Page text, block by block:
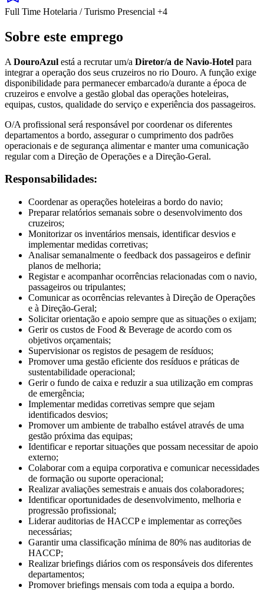
Full Time Hotelaria / Turismo Presencial +4
Sobre este emprego
A DouroAzul está a recrutar um/a Diretor/a de Navio-Hotel para
integrar a operação dos seus cruzeiros no rio Douro. A função exige
disponibilidade para permanecer embarcado/a durante a época de
cruzeiros e envolve a gestão global das operações hoteleiras,
equipas, custos, qualidade do serviço e experiência dos passageiros.
O/A profissional será responsável por coordenar os diferentes
departamentos a bordo, assegurar o cumprimento dos padrões
operacionais e de segurança alimentar e manter uma comunicação
regular com a Direção de Operações e a Direção-Geral.
Responsabilidades:
Coordenar as operações hoteleiras a bordo do navio;
Preparar relatórios semanais sobre o desenvolvimento dos
cruzeiros;
Monitorizar os inventários mensais, identificar desvios e
implementar medidas corretivas;
Analisar semanalmente o feedback dos passageiros e definir
planos de melhoria;
Registar e acompanhar ocorrências relacionadas com o navio,
passageiros ou tripulantes;
Comunicar as ocorrências relevantes à Direção de Operações
e à Direção-Geral;
Solicitar orientação e apoio sempre que as situações o exijam;
Gerir os custos de Food & Beverage de acordo com os
objetivos orçamentais;
Supervisionar os registos de pesagem de resíduos;
Promover uma gestão eficiente dos resíduos e práticas de
sustentabilidade operacional;
Gerir o fundo de caixa e reduzir a sua utilização em compras
de emergência;
Implementar medidas corretivas sempre que sejam
identificados desvios;
Promover um ambiente de trabalho estável através de uma
gestão próxima das equipas;
Identificar e reportar situações que possam necessitar de apoio
externo;
Colaborar com a equipa corporativa e comunicar necessidades
de formação ou suporte operacional;
Realizar avaliações semestrais e anuais dos colaboradores;
Identificar oportunidades de desenvolvimento, melhoria e
progressão profissional;
Liderar auditorias de HACCP e implementar as correções
necessárias;
Garantir uma classificação mínima de 80% nas auditorias de
HACCP;
Realizar briefings diários com os responsáveis dos diferentes
departamentos;
Promover briefings mensais com toda a equipa a bordo.